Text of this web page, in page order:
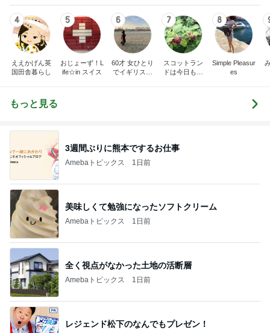
4
ええかげん英
国田舎暮らし
5
おじょーず！L
ife☆in スイス
6
60才 女ひとり
でイギリスに
7
スコットラン
ドは今日も曇
8
Simple Pleasur
es
もっと見る
3週間ぶりに熊本でするお仕事
Amebaトピックス 1日前
美味しくて勉強になったソフトクリーム
Amebaトピックス 1日前
全く視点がなかった土地の活断層
Amebaトピックス 1日前
レジェンド松下のなんでもプレゼン！